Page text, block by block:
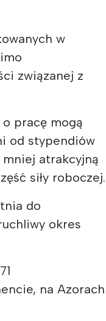
w
związanej z
o pracę mogą
od stypendiów
mniej atrakcyjną
siły roboczej.
do
okres
na Azorach